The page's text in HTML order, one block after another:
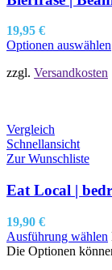
19,95 €
Optionen auswählen
zzgl. Versandkosten
Vergleich
Schnellansicht
Zur Wunschliste
Eat Local |
19,90 €
Ausführung wählen
Die Optionen